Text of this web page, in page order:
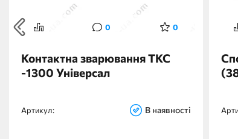
0 0
Контактна зварювання ТКС
-1300 Універсал
Артикул: В наявності